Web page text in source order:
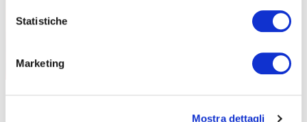
Statistiche
Marketing
Mostra dettagli